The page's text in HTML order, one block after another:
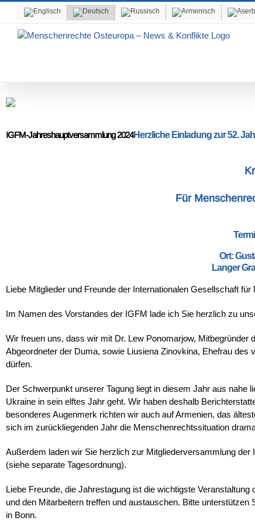
content
IGFM-Jahreshauptversammlung 2024Herzliche Einladung zur 52.
Für
Ort:
Langer
Liebe Mitglieder und Freunde der Internationalen Gesellschaft für
Im Namen des Vorstandes der IGFM lade ich Sie herzlich zu
Wir freuen uns, dass wir mit Dr. Lew Ponomarjow,
Abgeordneter der Duma, sowie Liusiena Zinovkina, Ehefrau
dürfen.
Der Schwerpunkt unserer Tagung liegt in diesem Jahr aus
Ukraine in sein elftes Jahr geht. Wir haben deshalb
besonderes Augenmerk richten wir auch auf Armenien, das
sich im zurückliegenden Jahr die Menschenrechtssituation
Außerdem laden wir Sie herzlich zur Mitgliederversammlung
(siehe separate Tagesordnung).
Liebe Freunde, die Jahrestagung ist die wichtigste
und den Mitarbeitern treffen und austauschen. Bitte
in Bonn.